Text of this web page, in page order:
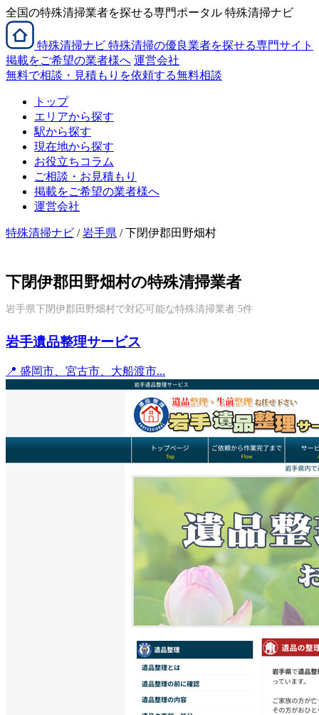
全国の特殊清掃業者を探せる専門ポータル 特殊清掃ナビ
特殊清掃ナビ 特殊清掃の優良業者を探せる専門サイト
掲載をご希望の業者様へ 運営会社
無料で相談・見積もりを依頼する無料相談
トップ
エリアから探す
駅から探す
現在地から探す
お役立ちコラム
ご相談・お見積もり
掲載をご希望の業者様へ
運営会社
特殊清掃ナビ /岩手県 / 下閉伊郡田野畑村
下閉伊郡田野畑村の特殊清掃業者
岩手県下閉伊郡田野畑村で対応可能な特殊清掃業者 5件
岩手遺品整理サービス
📍 盛岡市、宮古市、大船渡市...